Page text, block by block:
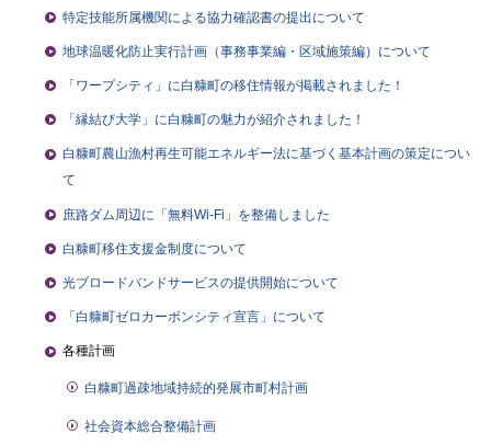
特定技能所属機関による協力確認書の提出について
地球温暖化防止実行計画（事務事業編・区域施策編）について
「ワープシティ」に白糠町の移住情報が掲載されました！
「縁結び大学」に白糠町の魅力が紹介されました！
白糠町農山漁村再生可能エネルギー法に基づく基本計画の策定につい
て
庶路ダム周辺に「無料Wi-Fi」を整備しました
白糠町移住支援金制度について
光ブロードバンドサービスの提供開始について
「白糠町ゼロカーボンシティ宣言」について
各種計画
白糠町過疎地域持続的発展市町村計画
社会資本総合整備計画